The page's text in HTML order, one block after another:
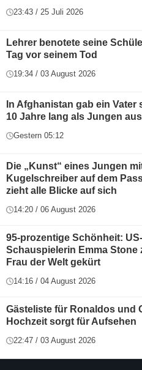
23:43 / 25 Juli 2026
Lehrer benotete seine
Tag vor seinem Tod
19:34 / 03 August 2026
In Afghanistan gab ein Vater
10 Jahre lang als Jungen aus
Gestern 05:12
Die „Kunst“ eines Jungen
Kugelschreiber auf dem
zieht alle Blicke auf sich
14:20 / 06 August 2026
95-prozentige Schönheit: US-
Schauspielerin Emma Stone
Frau der Welt gekürt
14:16 / 04 August 2026
Gästeliste für Ronaldos und
Hochzeit sorgt für Aufsehen
22:47 / 03 August 2026